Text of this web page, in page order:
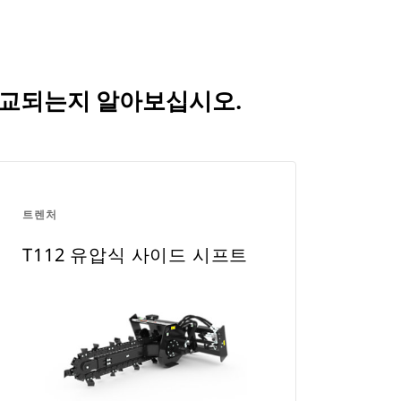
되는지 알아보십시오.
트렌처
T112 유압식 사이드 시프트